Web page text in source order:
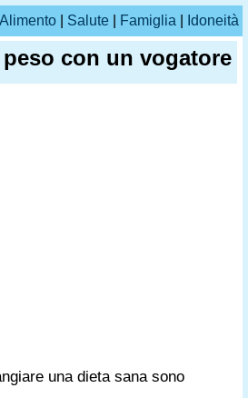
Alimento Salute Famiglia Idoneità
peso con un vogatore
una dieta sana sono